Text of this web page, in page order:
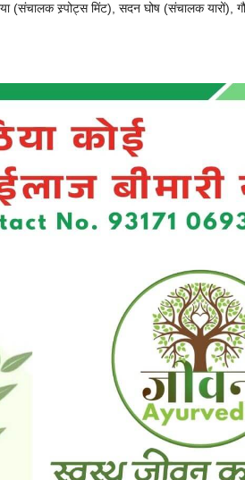
(संचालक स्र्पोट्स मिंट), सदन घोष (संचालक यारों),